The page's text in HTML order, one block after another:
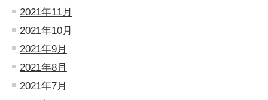
2021年11月
2021年10月
2021年9月
2021年8月
2021年7月